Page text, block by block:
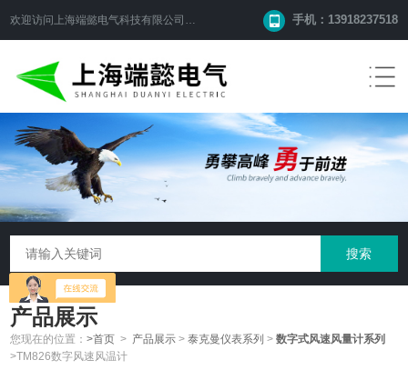
欢迎访问 上海端懿电气科技有限公司 网站！ 手机：13918237518
产品展示
您现在的位置：>首页 > 产品展示 >泰克曼仪表系列 >数字式风速风量计系列
>TM826数字风速风温计